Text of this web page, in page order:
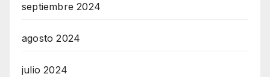
septiembre 2024
agosto 2024
julio 2024